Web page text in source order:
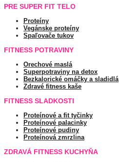
PRE SUPER FIT TELO
Proteíny
Vegánske proteíny
Spaľovače tukov
FITNESS POTRAVINY
Orechové maslá
Superpotraviny na detox
Bezkalorické omáčky a sladidlá
Zdravé fitness kaše
FITNESS SLADKOSTI
Proteínové a fit tyčinky
Proteínové palacinky
Proteínové pudiny
Proteínová zmrzlina
ZDRAVÁ FITNESS KUCHYŇA